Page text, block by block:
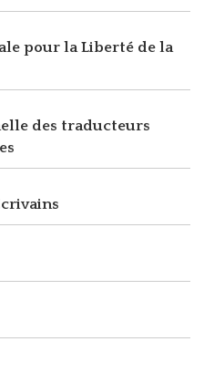
pour la Liberté de la
des traducteurs